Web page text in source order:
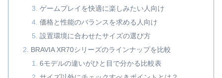
ゲームプレイを快適に楽しみたい人向け
価格と性能のバランスを求める人向け
設置環境に合わせたサイズの選び方
BRAVIA XR70シリーズのラインナップを比較
6モデルの違いがひと目で分かる比較表